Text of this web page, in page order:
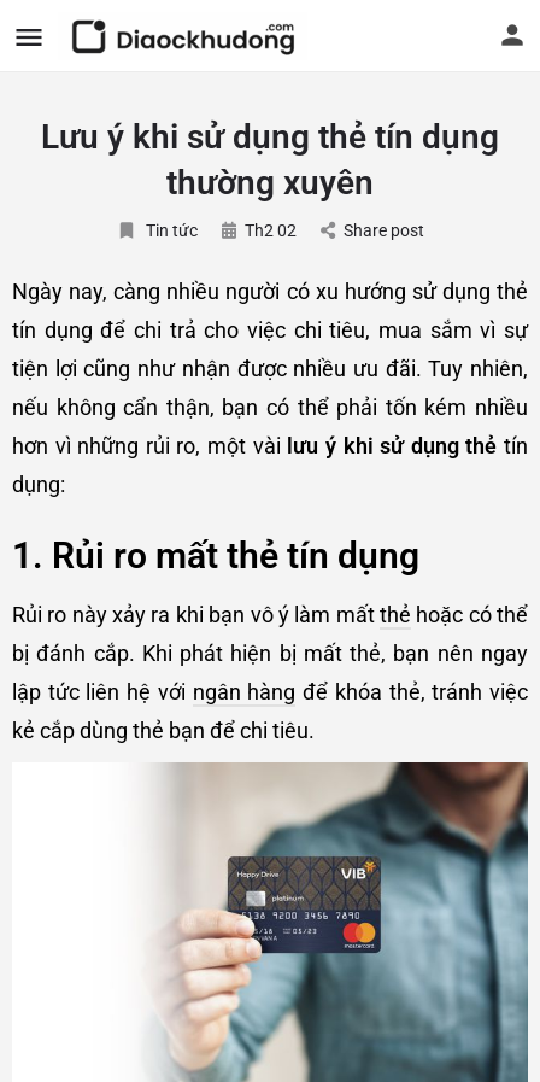
Lưu ý khi sử dụng thẻ tín dụng
thường xuyên
Tin tức Th2 02 Share post
Ngày nay, càng nhiều người có xu hướng sử dụng thẻ
tín dụng để chi trả cho việc chi tiêu, mua sắm vì sự
tiện lợi cũng như nhận được nhiều ưu đãi. Tuy nhiên,
nếu không cẩn thận, bạn có thể phải tốn kém nhiều
hơn vì những rủi ro, một vài lưu ý khi sử dụng thẻ tín
dụng:
1. Rủi ro mất thẻ tín dụng
Rủi ro này xảy ra khi bạn vô ý làm mấtthẻ hoặc có thể
bị đánh cắp. Khi phát hiện bị mất thẻ, bạn nên ngay
lập tức liên hệ với ngân hàng để khóa thẻ, tránh việc
kẻ cắp dùng thẻ bạn để chi tiêu.